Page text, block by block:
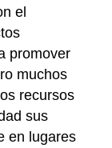
el
promover
muchos
recursos
sus
en lugares